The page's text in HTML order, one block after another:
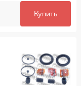
Купить